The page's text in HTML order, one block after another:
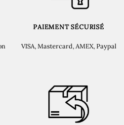
PAIEMENT SÉCURISÉ
VISA, Mastercard, AMEX, Paypal